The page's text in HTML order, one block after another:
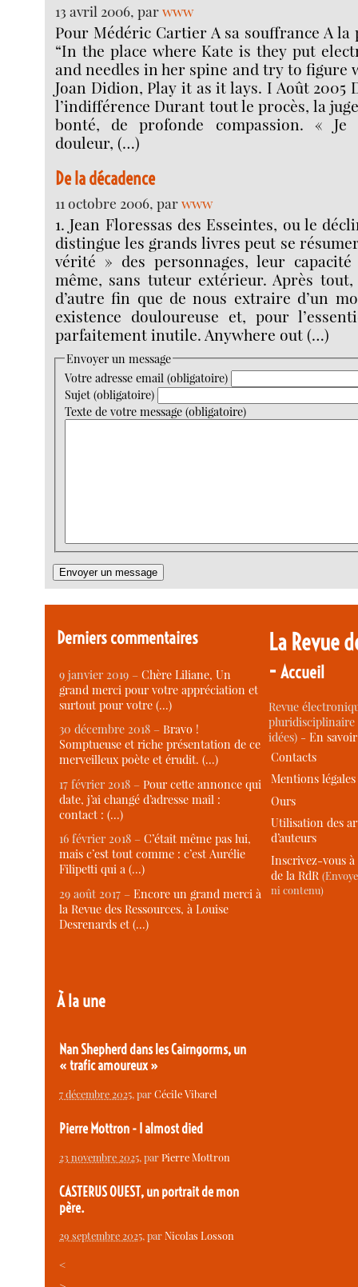
13 avril 2006, parwww
Pour Médéric Cartier A sa souffrance A la
“In the place where Kate is they put
and needles in her spine and try to figure
Joan Didion, Play it as it lays. I Août 2005
l’indifférence Durant tout le procès, la
bonté, de profonde compassion. « Je
douleur, (…)
De la décadence
11 octobre 2006, parwww
1. Jean Floressas des Esseintes, ou le
distingue les grands livres peut se
vérité » des personnages, leur
même, sans tuteur extérieur. Après tout,
d’autre fin que de nous extraire d’un
existence douloureuse et, pour
parfaitement inutile. Anywhere out (…)
Envoyer un message
Votre adresse email (obligatoire)
Sujet (obligatoire)
Texte de votre message (obligatoire)
Derniers commentaires
9 janvier 2019 –Chère Liliane, Un
grand merci pour votre appréciation et
surtout pour votre (…)
30 décembre 2018 –Bravo !
Somptueuse et riche présentation de ce
merveilleux poète et érudit. (…)
17 février 2018 –Pour cette annonce qui
date, j’ai changé d’adresse mail :
contact : (…)
16 février 2018 –C’était même pas lui,
mais c’est tout comme : c’est Aurélie
Filipetti qui a (…)
29 août 2017 –Encore un grand merci à
la Revue des Ressources, à Louise
Desrenards et (…)
À la une
Nan Shepherd dans les Cairngorms, un
« trafic amoureux »
7 décembre 2025, parCécile Vibarel
Pierre Mottron - I almost died
23 novembre 2025, parPierre Mottron
CASTERUS OUEST, un portrait de mon
père.
29 septembre 2025, parNicolas Losson
<
La Revue
-Accueil
Revue
idées) -En
Contacts
Mentions légales
Ours
Utilisation des
d’auteurs
Inscrivez-vous
de la RdR
ni contenu)